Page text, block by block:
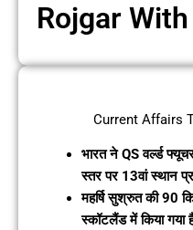
Rojgar
Current Affairs
भारत ने QS वर्ल्ड
स्तर पर 13वां स्थान
महर्षि सुश्रुत की 90
स्कॉटलैंड में किया गया